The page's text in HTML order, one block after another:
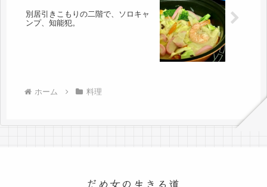
別居引きこもりの二階で、ソロキャ
ンプ、知能犯。
ホーム 料理
だめ女の生きる道